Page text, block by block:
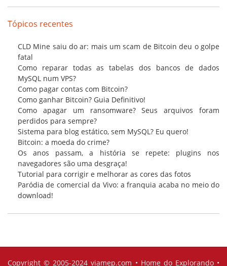
Tópicos recentes
CLD Mine saiu do ar: mais um scam de Bitcoin deu o golpe
fatal
Como reparar todas as tabelas dos bancos de dados
MySQL num VPS?
Como pagar contas com Bitcoin?
Como ganhar Bitcoin? Guia Definitivo!
Como apagar um ransomware? Seus arquivos foram
perdidos para sempre?
Sistema para blog estático, sem MySQL? Eu quero!
Bitcoin: a moeda do crime?
Os anos passam, a história se repete: plugins nos
navegadores são uma desgraça!
Tutorial para corrigir e melhorar as cores das fotos
Paródia de comercial da Vivo: a franquia acaba no meio do
download!
Copyright © 2005-2024viamep.com • Home do Explorando•